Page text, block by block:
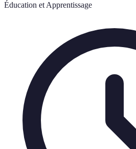
Éducation et Apprentissage